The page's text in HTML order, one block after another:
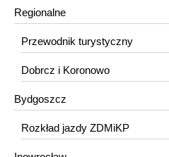
Regionalne
Przewodnik turystyczny
Dobrcz i Koronowo
Bydgoszcz
Rozkład jazdy ZDMiKP